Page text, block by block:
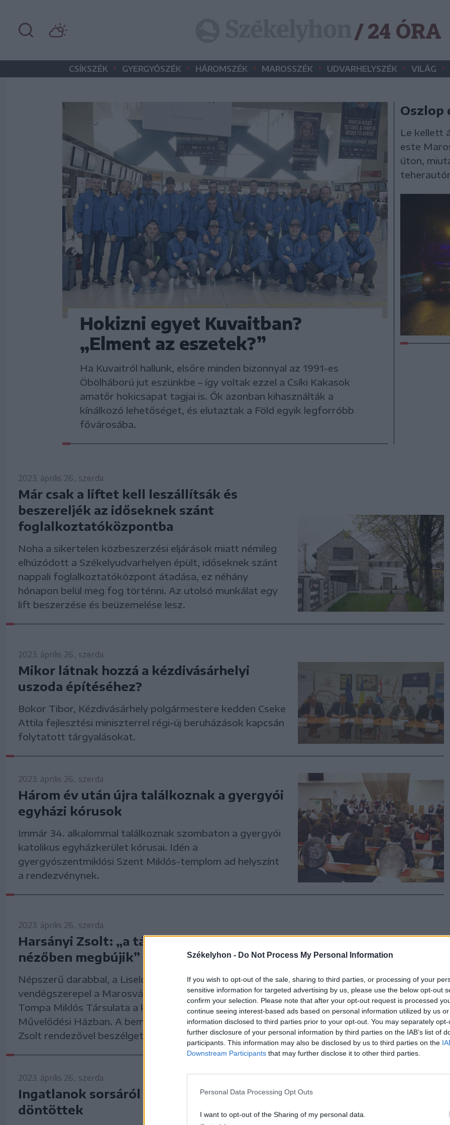
Székelyhon - Do Not Process My Personal Information
If you wish to opt-out of the sale, sharing to third parties, or processing of your
sensitive information for targeted advertising by us, please use the below opt-out
confirm your selection. Please note that after your opt-out request is processed
continue seeing interest-based ads based on personal information utilized by us
information disclosed to third parties prior to your opt-out. You may separately
further disclosure of your personal information by third parties on the IAB’s list of
participants. This information may also be disclosed by us to third parties on the
Downstream Participants that may further disclose it to other third parties.
Personal Data Processing Opt Outs
I want to opt-out of the Sharing of my personal data.
/ 24 ÓRA
CSÍKSZÉK • GYERGYÓSZÉK • HÁROMSZÉK • MAROSSZÉK • UDVARHELYSZÉK • VILÁG •
Hokizni egyet Kuvaitban?
„Elment az eszetek?”
Ha Kuvaitról hallunk, elsőre minden bizonnyal az 1991-es
Öbölháború jut eszünkbe – így voltak ezzel a Csíki Kakasok
amatőr hokicsapat tagjai is. Ők azonban kihasználták a
kínálkozó lehetőséget, és elutaztak a Föld egyik legforróbb
fővárosába.
Oszlop
Le kellett
este
úton,
2023. április 26., szerda
Már csak a liftet kell leszállítsák és
beszereljék az időseknek szánt
foglalkoztatóközpontba
Noha a sikertelen közbeszerzési eljárások miatt némileg
elhúzódott a Székelyudvarhelyen épült, időseknek szánt
nappali foglalkoztatóközpont átadása, ez néhány
hónapon belül meg fog történni. Az utolsó munkálat egy
lift beszerzése és beüzemelése lesz.
2023. április 26., szerda
Mikor látnak hozzá a kézdivásárhelyi
uszoda építéséhez?
Bokor Tibor, Kézdivásárhely polgármestere kedden Cseke
Attila fejlesztési miniszterrel régi-új beruházások kapcsán
folytatott tárgyalásokat.
2023. április 26., szerda
Három év után újra találkoznak a gyergyói
egyházi kórusok
Immár 34. alkalommal találkoznak szombaton a gyergyói
katolikus egyházkerület kórusai. Idén a
gyergyószentmiklósi Szent Miklós-templom ad helyszínt
a rendezvénynek.
2023. április 26., szerda
Harsányi Zsolt: „a társas lény minden
nézőben megbújik”
Népszerű darabbal, a Liselotte és a május című előadással
vendégszerepel a Marosvásárhelyi Nemzeti Színház
Tompa Miklós Társulata a kézdivásárhelyi Vigadó
Művelődési Házban. A bemutató apropóján Harsányi
Zsolt rendezővel beszélgettünk.
2023. április 26., szerda
Ingatlanok sorsáról és adóemelésről is
döntöttek